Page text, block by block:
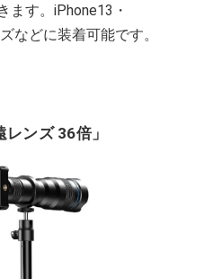
ます。iPhone13・
などに装着可能です。
ンズ 36倍」